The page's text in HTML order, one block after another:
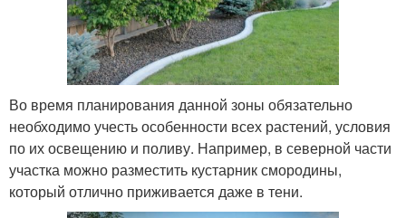
Во время планирования данной зоны обязательно
необходимо учесть особенности всех растений, условия
по их освещению и поливу. Например, в северной части
участка можно разместить кустарник смородины,
который отлично приживается даже в тени.